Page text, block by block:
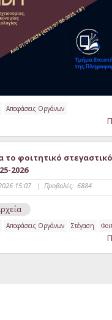
Αποφάσεις Οργάνων
το φοιτητικό
2026
15:07 | Προβολές: 6884
Αποφάσεις Οργάνων Στέγαση